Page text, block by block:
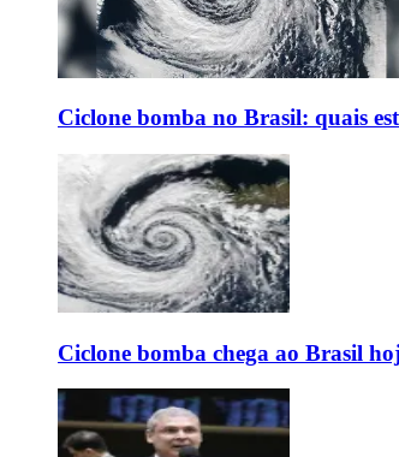
Ciclone bomba no Brasil: quais
Ciclone bomba chega ao Brasil